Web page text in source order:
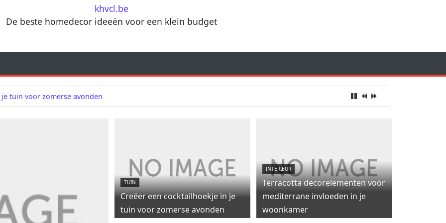
khvcl.be
De beste homedecor ideeën voor een klein budget
tuin voor zomerse avonden
TUIN
Creëer een cocktailhoekje in je
tuin voor zomerse avonden
INTERIEUR
Terracotta decorelementen voor
mediterrane invloeden in je
woonkamer